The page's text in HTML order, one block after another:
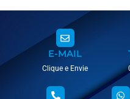
E-MAIL
Clique e Envie